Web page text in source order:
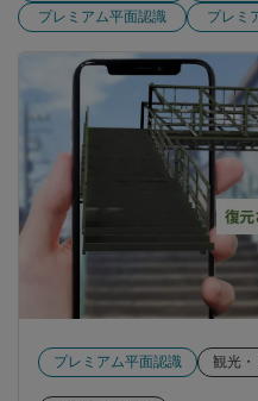
プレミアム平面認識
プレミ
プレミアム平面認識 観光・